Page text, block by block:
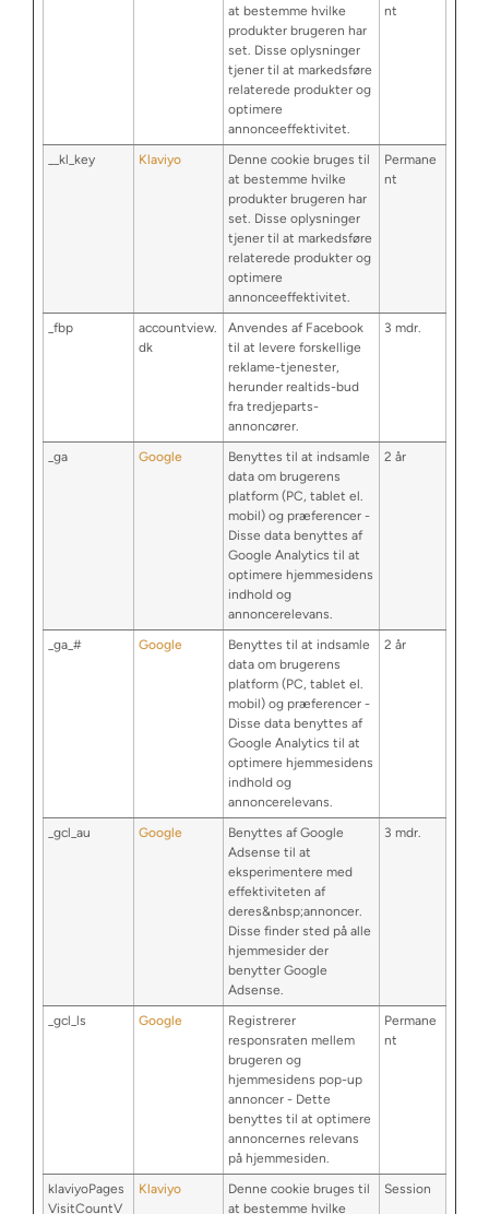
at bestemme hvilke
produkter brugeren har
set. Disse oplysninger
tjener til at markedsføre
relaterede produkter og
optimere
annonceeffektivitet.
nt
__kl_key Klaviyo
Denne cookie bruges til
at bestemme hvilke
produkter brugeren har
set. Disse oplysninger
tjener til at markedsføre
relaterede produkter og
optimere
annonceeffektivitet.
Permane
nt
_fbp
accountview.
dk
Anvendes af Facebook
til at levere forskellige
reklame-tjenester,
herunder realtids-bud
fra tredjeparts-
annoncører.
3 mdr.
_ga Google
Benyttes til at indsamle
data om brugerens
platform (PC, tablet el.
mobil) og præferencer -
Disse data benyttes af
Google Analytics til at
optimere hjemmesidens
indhold og
annoncerelevans.
2 år
_ga_# Google
Benyttes til at indsamle
data om brugerens
platform (PC, tablet el.
mobil) og præferencer -
Disse data benyttes af
Google Analytics til at
optimere hjemmesidens
indhold og
annoncerelevans.
2 år
_gcl_au Google
Benyttes af Google
Adsense til at
eksperimentere med
effektiviteten af
deres&nbsp;annoncer.
Disse finder sted på alle
hjemmesider der
benytter Google
Adsense.
3 mdr.
_gcl_ls Google
Registrerer
responsraten mellem
brugeren og
hjemmesidens pop-up
annoncer - Dette
benyttes til at optimere
annoncernes relevans
på hjemmesiden.
Permane
nt
klaviyoPages
VisitCountV
Klaviyo
Denne cookie bruges til
at bestemme hvilke
Session